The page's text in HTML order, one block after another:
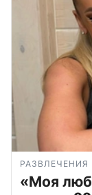
РАЗВЛЕЧЕНИЯ
«Моя